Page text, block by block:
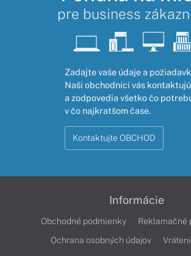
pre business
Zadajte vaše údaje a
Naši obchodníci vás
a zodpovedia všetko čo
v čo najkratšom čase.
Kontaktujte OBCHOD
Informácie
Obchodné podmienky
Reklamačné
Ochrana osobných údajov